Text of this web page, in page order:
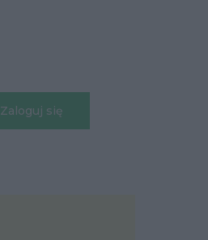
Zaloguj się